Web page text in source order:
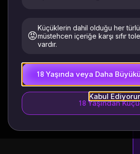
😡
Küçüklerin dahil olduğu her
müstehcen içeriğe karşı sıfır
vardır.
18 Yaşında veya Daha
Kabul
18 Yaşından